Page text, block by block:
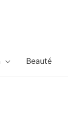
Beauté